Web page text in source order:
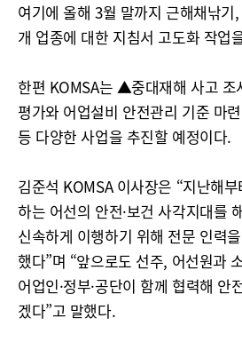
여기에 올해 3월 말까지 근해채낚
개 업종에 대한 지침서 고도화 작업
한편 KOMSA는 ▲중대재해 사고
평가와 어업설비 안전관리 기준 마
등 다양한 사업을 추진할 예정이다.
김준석 KOMSA 이사장은 “지난해
하는 어선의 안전·보건 사각지대를
신속하게 이행하기 위해 전문 인력
했다”며 “앞으로도 선주, 어선원과
어업인·정부·공단이 함께 협력해 안
겠다”고 말했다.